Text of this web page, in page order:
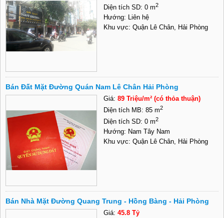
Diện tích SD: 0 m2
Hướng: Liên hệ
Khu vực: Quận Lê Chân, Hải Phòng
Bán Đất Mặt Đường Quán Nam Lê Chân Hải Phòng
Giá: 89 Triệu/m² (có thỏa thuận)
Diện tích MB: 85 m2
Diện tích SD: 0 m2
Hướng: Nam Tây Nam
Khu vực: Quận Lê Chân, Hải Phòng
Bán Nhà Mặt Đường Quang Trung - Hồng Bàng - Hải Phòng
Giá: 45.8 Tỷ